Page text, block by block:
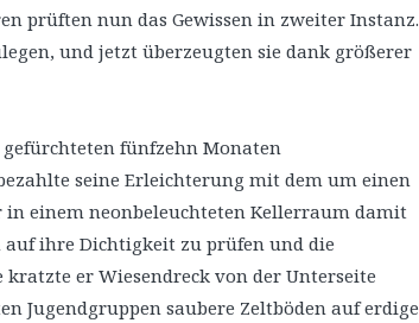
prüften nun das Gewissen in zweiter Instanz.
und jetzt überzeugten sie dank größerer
fünfzehn Monaten
seine Erleichterung mit dem um einen
einem neonbeleuchteten Kellerraum damit
ihre Dichtigkeit zu prüfen und die
er Wiesendreck von der Unterseite
Jugendgruppen saubere Zeltböden auf erdige